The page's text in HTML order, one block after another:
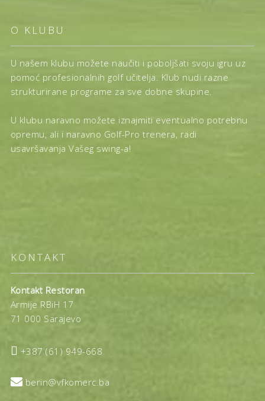
O KLUBU
U našem klubu možete naučiti i poboljšati svoju igru uz
pomoć profesionalnih golf učitelja. Klub nudi razne
strukturirane programe za sve dobne skupine.
U klubu naravno možete iznajmiti eventualno potrebnu
opremu, ali i naravno Golf-Pro trenera, radi
usavršavanja Vašeg swing-a!
KONTAKT
Kontakt Restoran
Armije RBiH 17
71 000 Sarajevo
 +387 (61) 949-668
 berin@vfkomerc.ba